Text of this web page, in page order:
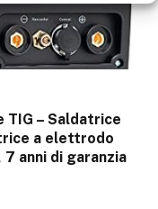
TIG – Saldatrice
a elettrodo
anni di garanzia